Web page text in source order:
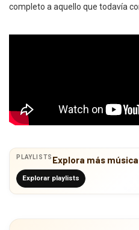
completo a aquello que todavía
PLAYLISTS Explora más música
Explorar playlists